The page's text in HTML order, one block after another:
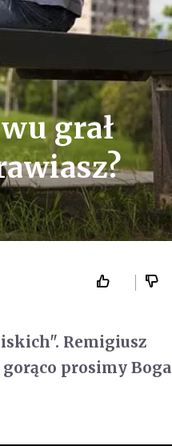
grał
Remigiusz
prosimy Boga